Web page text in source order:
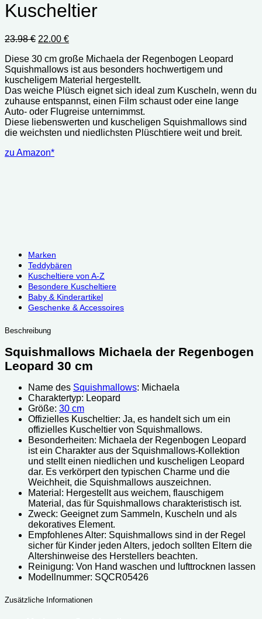
Kuscheltier
23.98€ Ursprünglicher
war:
23.98 €
22.00 €Aktueller
ist:
22.00 €.
Diese 30 cm große Michaela der Regenbogen Leopard
Squishmallows ist aus besonders hochwertigem und
kuscheligem Material hergestellt.
Das weiche Plüsch eignet sich ideal zum Kuscheln, wenn du
zuhause entspannst, einen Film schaust oder eine lange
Auto- oder Flugreise unternimmst.
Diese liebenswerten und kuscheligen Squishmallows sind
die weichsten und niedlichsten Plüschtiere weit und breit.
zu Amazon*
Marken
Teddybären
Kuscheltiere von A-Z
Besondere Kuscheltiere
Baby & Kinderartikel
Geschenke & Accessoires
Beschreibung
Squishmallows Michaela der Regenbogen
Leopard 30 cm
Name des Squishmallows: Michaela
Charaktertyp: Leopard
Größe: 30 cm
Offizielles Kuscheltier: Ja, es handelt sich um ein
offizielles Kuscheltier von Squishmallows.
Besonderheiten: Michaela der Regenbogen Leopard
ist ein Charakter aus der Squishmallows-Kollektion
und stellt einen niedlichen und kuscheligen Leopard
dar. Es verkörpert den typischen Charme und die
Weichheit, die Squishmallows auszeichnen.
Material: Hergestellt aus weichem, flauschigem
Material, das für Squishmallows charakteristisch ist.
Zweck: Geeignet zum Sammeln, Kuscheln und als
dekoratives Element.
Empfohlenes Alter: Squishmallows sind in der Regel
sicher für Kinder jeden Alters, jedoch sollten Eltern die
Altershinweise des Herstellers beachten.
Reinigung: Von Hand waschen und lufttrocknen lassen
Modellnummer: SQCR05426
Zusätzliche Informationen